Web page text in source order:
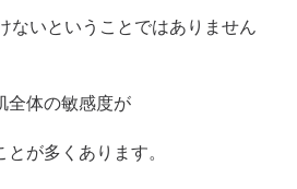
ないということではありません
全体の敏感度が
が多くあります。